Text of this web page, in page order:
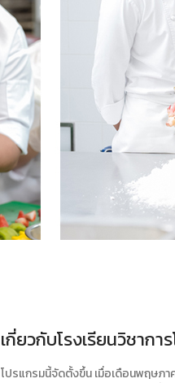
เกี่ยวกับโรงเรียนวิชากา
โปรแกรมนี้จัดตั้งขึ้น เมื่อเดือนพฤษภ